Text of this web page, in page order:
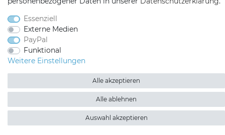
*Alle Preise inkl. MwSt., zzgl. Versandkosten
Essenziell
Externe Medien
PayPal
Funktional
Weitere Einstellungen
Alle akzeptieren
Alle ablehnen
Auswahl akzeptieren